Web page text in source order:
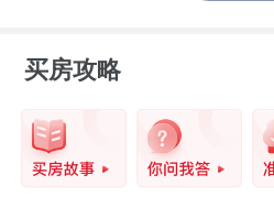
买房攻略